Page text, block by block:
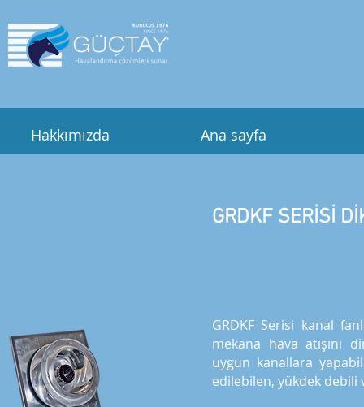
Hakkımızda Ana sayfa
GRDKF SERİSİ
GRDKF Serisi kanal
mekana hava atışını
uygun kanallara
edilebilen, yükdek debili